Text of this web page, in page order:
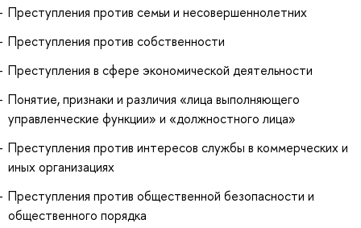
Преступления против семьи и несовершеннолетних
Преступления против собственности
Преступления в сфере экономической деятельности
Понятие, признаки и различия «лица выполняющего
управленческие функции» и «должностного лица»
Преступления против интересов службы в коммерческих и
иных организациях
Преступления против общественной безопасности и
общественного порядка